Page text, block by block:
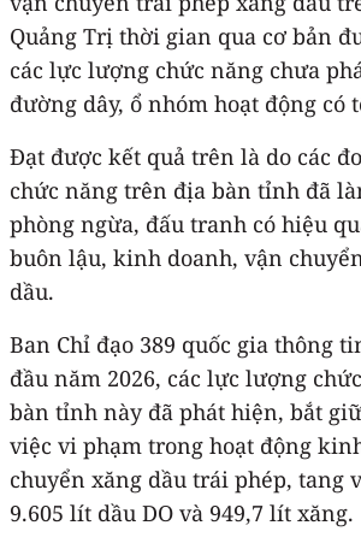
Quảng Trị thời gian qua cơ bản
các lực lượng chức năng chưa
đường dây, ổ nhóm hoạt động có
Đạt được kết quả trên là do các
chức năng trên địa bàn tỉnh đã
phòng ngừa, đấu tranh có hiệu
buôn lậu, kinh doanh, vận
dầu.
Ban Chỉ đạo 389 quốc gia thông
đầu năm 2026, các lực lượng
bàn tỉnh này đã phát hiện, bắt
việc vi phạm trong hoạt động
chuyển xăng dầu trái phép, tang
9.605 lít dầu DO và 949,7 lít xăng.